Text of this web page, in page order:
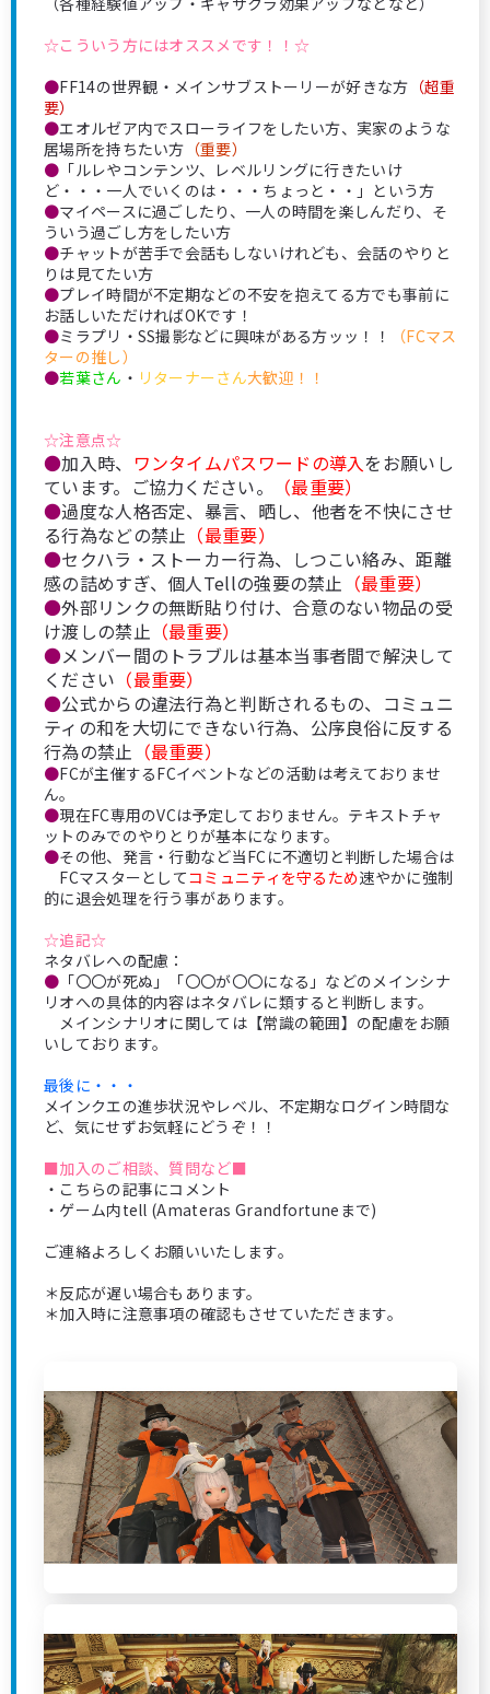
☆こういう方にはオススメです！！☆
●FF14の世界観・メインサブストーリーが好きな方 （超重
要）
●エオルゼア内でスローライフをしたい方、実家のような
居場所を持ちたい方 （重要）
● 「ルレやコンテンツ、レベルリングに行きたいけ
ど・・・一人でいくのは・・・ちょっと・・」という方
●マイペースに過ごしたり、一人の時間を楽しんだり、そ
ういう過ごし方をしたい方
●チャットが苦手で会話もしないけれども、会話のやりと
りは見てたい方
●プレイ時間が不定期などの不安を抱えてる方でも事前に
お話しいただければOKです！
●ミラプリ・SS撮影などに興味がある方ッッ！！
（FCマス
ターの推し）
●若葉さん ・ リターナーさん大歓迎！！
☆注意点☆
●加入時、 ワンタイムパスワードの導入をお願いし
ています。ご協力ください。
（最重要）
●過度な人格否定、暴言、晒し、他者を不快にさせ
る行為などの禁止 （最重要）
●セクハラ・ストーカー行為、しつこい絡み、距離
感の詰めすぎ、個人Tellの強要の禁止 （最重要）
●外部リンクの無断貼り付け、合意のない物品の受
け渡しの禁止 （最重要）
●メンバー間のトラブルは基本当事者間で解決して
ください （最重要）
●公式からの違法行為と判断されるもの、コミュニ
ティの和を大切にできない行為、公序良俗に反する
行為の禁止 （最重要）
●FCが主催するFCイベントなどの活動は考えておりませ
ん。
●現在FC専用のVCは予定しておりません。テキストチャ
ットのみでのやりとりが基本になります。
●その他、発言・行動など当FCに不適切と判断した場合は
FCマスターとしてコミュニティを守るため速やかに強制
的に退会処理を行う事があります。
☆追記☆
ネタバレへの配慮：
● 「〇〇が死ぬ」「〇〇が〇〇になる」などのメインシナ
リオへの具体的内容はネタバレに類すると判断します。
メインシナリオに関しては【常識の範囲】の配慮をお願
いしております。
最後に・・・
メインクエの進歩状況やレベル、不定期なログイン時間な
ど、気にせずお気軽にどうぞ！！
■加入のご相談、質問など■
・こちらの記事にコメント
・ゲーム内tell (Amateras Grandfortuneまで)
ご連絡よろしくお願いいたします。
＊反応が遅い場合もあります。
＊加入時に注意事項の確認もさせていただきます。